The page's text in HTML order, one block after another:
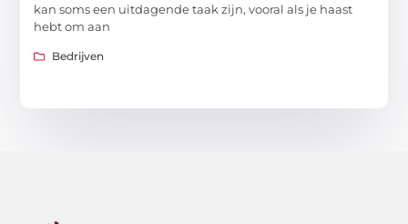
kan soms een uitdagende taak zijn, vooral als je haast
hebt om aan
Bedrijven